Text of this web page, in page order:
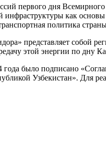
первого дня
инфраструктуры как
политика
представляет собой
этой энергии по дну
было подписано
Узбекистан». Для